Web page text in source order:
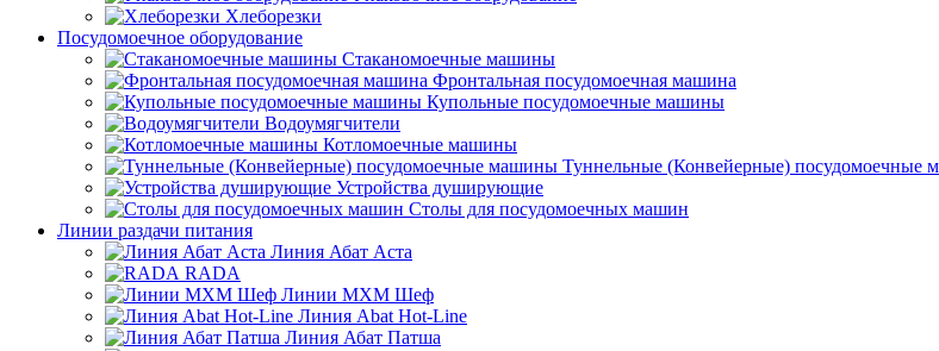
Хлеборезки
Посудомоечное оборудование
Стаканомоечные машины
Фронтальная посудомоечная машина
Купольные посудомоечные машины
Водоумягчители
Котломоечные машины
Туннельные (Конвейерные) посудомоечные
Устройства душирующие
Столы для посудомоечных машин
Линии раздачи питания
Линия Абат Аста
RADA
Линии МХМ Шеф
Линия Abat Hot-Line
Линия Абат Патша